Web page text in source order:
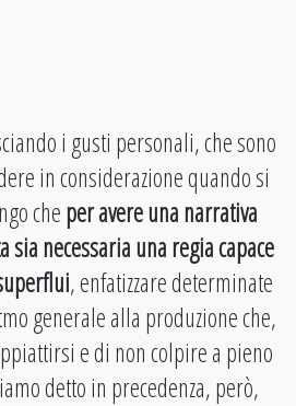
i gusti personali, che sono
in considerazione quando si
cheper avere una narrativa
necessaria una regia capace
, enfatizzare determinate
generale alla produzione che,
e di non colpire a pieno
detto in precedenza, però,